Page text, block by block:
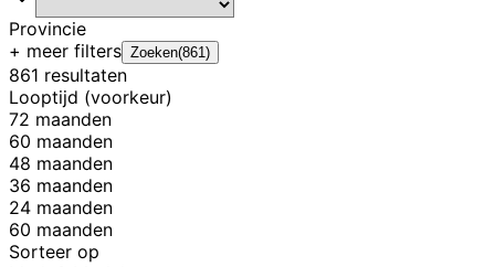
Provincie
+ meer filters Zoeken(861)
861 resultaten
Looptijd (voorkeur)
72 maanden
60 maanden
48 maanden
36 maanden
24 maanden
60 maanden
Sorteer op